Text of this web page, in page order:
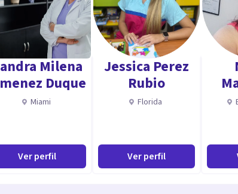
Milena
Duque
Miami
Ver perfil
Jessica Perez
Rubio
Florida
Ver perfil